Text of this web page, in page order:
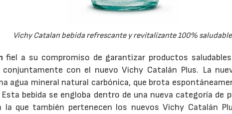
Vichy Catalan bebida refrescante y revitalizante 100%
fiel a su compromiso de garantizar productos
con el nuevo Vichy Catalán Plus. La
agua mineral natural carbónica, que brota
Esta bebida se engloba dentro de una nueva categoría de
la que también pertenecen los nuevos Vichy Catalán